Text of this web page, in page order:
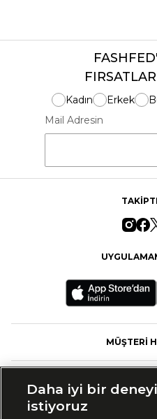
Kadın Erkek
Mail Adresin
MÜŞTERİ
Daha iyi bir
istiyoruz